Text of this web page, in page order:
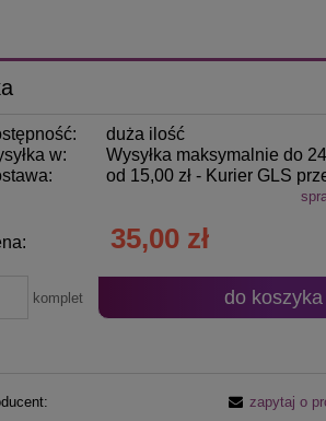
duża ilość
w:
Wysyłka maksymalnie do
od 15,00 zł - Kurier GLS
Cena nie zawiera ewentualnych
płatności
35,00 zł
komplet do koszyka
zapytaj o